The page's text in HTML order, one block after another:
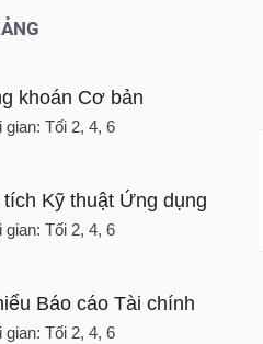
khoán Cơ bản
gian: Tối 2, 4, 6
Kỹ thuật Ứng dụng
gian: Tối 2, 4, 6
Báo cáo Tài chính
gian: Tối 2, 4, 6